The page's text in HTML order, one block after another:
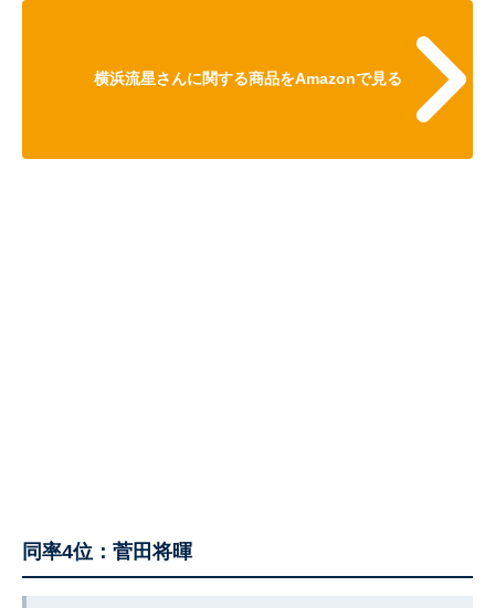
横浜流星さんに関する商品をAmazonで見る
同率4位：菅田将暉